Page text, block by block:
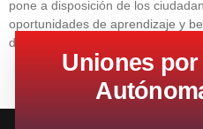
pone a disposición de los
oportunidades de aprendizaje y
desarrollo […]
Uniones